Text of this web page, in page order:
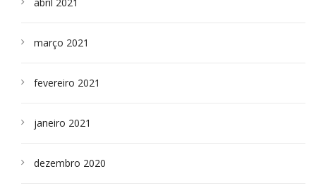
março 2021
fevereiro 2021
janeiro 2021
dezembro 2020